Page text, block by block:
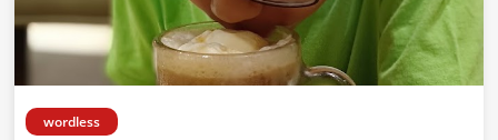
wordless